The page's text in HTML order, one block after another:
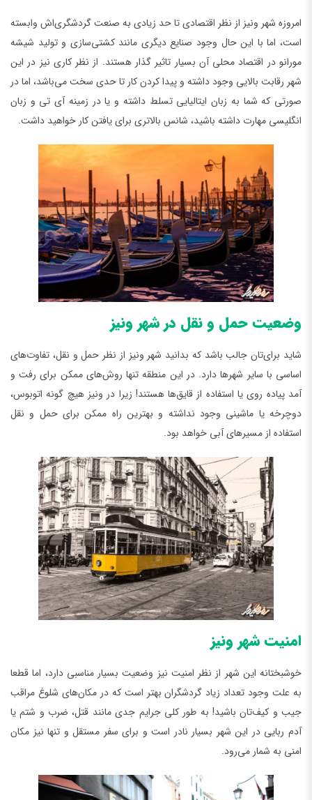
امروزه شهر ونیز از نظر اقتصادی تا حد زیادی به صنعت گردشگری‌اش وابسته
است، اما با این حال وجود صنایع دیگری مانند کشتی‌سازی و تولید شیشه
مورانو در اقتصاد محلی آن بسیار تاثیر گذار هستند. از نظر کاری نیز در این
شهر رقابت بالایی وجود داشته و پیدا کردن کار تا حدی سخت می‌باشد، اما در
صورتی که شما به زبان ایتالیایی تسلط داشته و یا در زمینه آی تی و زبان
انگلیسی مهارت داشته باشید، شانس بالاتری برای یافتن کار خواهید داشت.
وضعیت حمل و نقل در شهر ونیز
شاید برای‌تان جالب باشد که بدانید شهر ونیز از نظر حمل و نقل، تفاوت‌های
اساسی با سایر شهرها دارد. در این منطقه تنها روش‌های ممکن برای رفت و
آمد پیاده روی یا استفاده از قایق‌ها هستند! زیرا در ونیز هیچ گونه اتوبوس،
دوچرخه یا ماشینی وجود نداشته و بهترین راه ممکن برای حمل و نقل
استفاده از مسیرهای آبی خواهد بود.
امنیت شهر ونیز
خوشبختانه این شهر از نظر امنیت نیز وضعیت بسیار مناسبی دارد، اما قطعا
به علت وجود تعداد زیاد گردشگران بهتر است که در مکان‌های شلوغ مراقب
جیب و کیف‌تان باشید! به طور کلی جرایم جدی مانند قتل، ضرب و شتم یا
آدم ربایی در این شهر بسیار نادر است و برای سفر مستقل و تنها نیز مکان
امنی به شمار می‌رود.